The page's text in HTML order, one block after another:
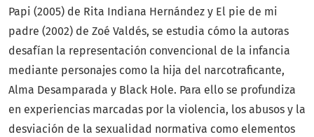
Papi (2005) de Rita Indiana Hernández y El pie de mi
padre (2002) de Zoé Valdés, se estudia cómo la autoras
desafían la representación convencional de la infancia
mediante personajes como la hija del narcotraficante,
Alma Desamparada y Black Hole. Para ello se profundiza
en experiencias marcadas por la violencia, los abusos y la
desviación de la sexualidad normativa como elementos